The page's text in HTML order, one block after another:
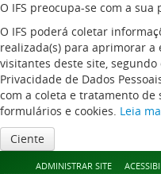
O IFS preocupa-se com a sua
O IFS poderá coletar
realizada(s) para aprimorar a
visitantes deste site,
Privacidade de Dados
com a coleta e tratamento de
formulários e cookies. Leia
Ciente
ADMINISTRAR SITE